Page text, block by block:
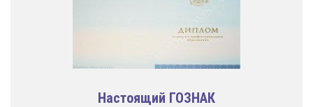
Настоящий ГОЗНАК